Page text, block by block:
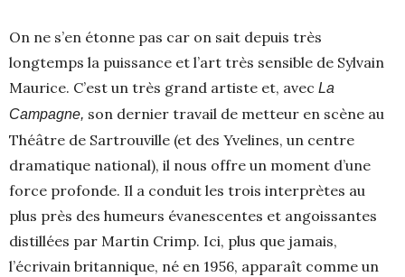
On ne s’en étonne pas car on sait depuis très
longtemps la puissance et l’art très sensible de Sylvain
Maurice. C’est un très grand artiste et, avec La
Campagne, son dernier travail de metteur en scène au
Théâtre de Sartrouville (et des Yvelines, un centre
dramatique national), il nous offre un moment d’une
force profonde. Il a conduit les trois interprètes au
plus près des humeurs évanescentes et angoissantes
distillées par Martin Crimp. Ici, plus que jamais,
l’écrivain britannique, né en 1956, apparaît comme un